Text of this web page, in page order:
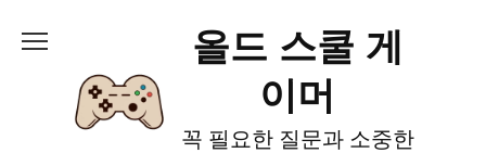
올드 스쿨 게
이머
꼭 필요한 질문과 소중한